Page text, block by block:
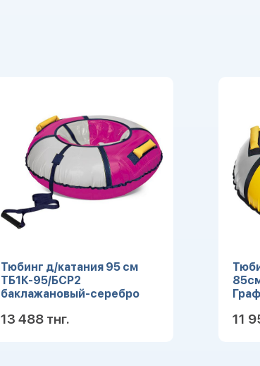
Тюбинг д/катания 95 см
ТБ1К-95/БСР2
баклажановый-серебро
13 488 тнг. 11